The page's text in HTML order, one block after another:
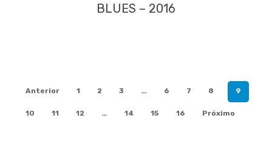
BLUES – 2016
Anterior 1 2 3 … 6 7 8 9
10 11 12 … 14 15 16 Próximo